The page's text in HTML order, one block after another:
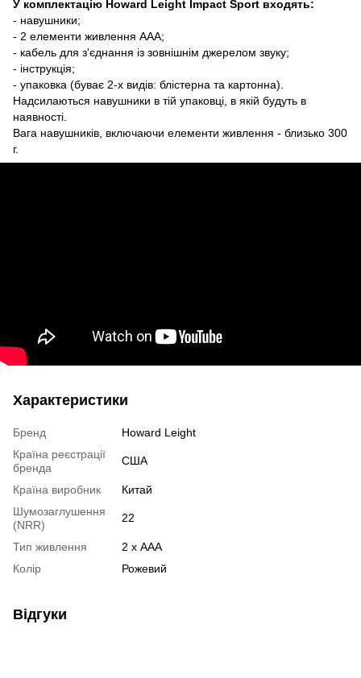
У комплектацію Howard Leight Impact Sport входять:
- навушники;
- 2 елементи живлення AAA;
- кабель для з'єднання із зовнішнім джерелом звуку;
- інструкція;
- упаковка (буває 2-х видів: блістерна та картонна).
Надсилаються навушники в тій упаковці, в якій будуть в
наявності.
Вага навушників, включаючи елементи живлення - близько 300
г.
Характеристики
Бренд
Howard Leight
Країна реєстрації
бренда
США
Країна виробник
Китай
Шумозаглушення
(NRR)
22
Тип живлення
2 х AAA
Колір
Рожевий
Відгуки